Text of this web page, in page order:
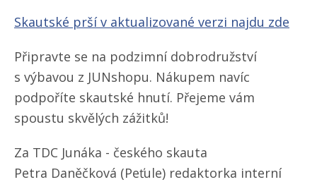
Skautské prší v aktualizované verzi najdu zde
Připravte se na podzimní dobrodružství
s výbavou z JUNshopu. Nákupem navíc
podpoříte skautské hnutí. Přejeme vám
spoustu skvělých zážitků!
Za TDC Junáka - českého skauta
Petra Daněčková (Peťule) redaktorka interní